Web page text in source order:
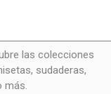
las colecciones
sudaderas,
más.